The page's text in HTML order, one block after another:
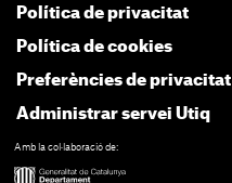
Política de privacitat
Política de cookies
Preferències de privacitat
Administrar servei Utiq
Amb la col·laboració de: